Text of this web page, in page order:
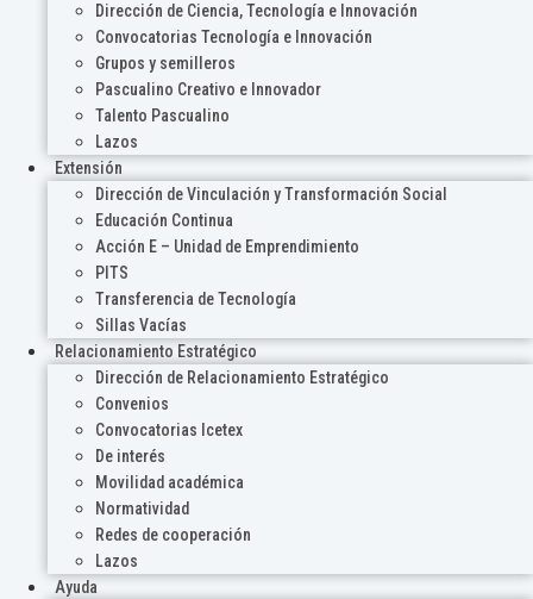
Dirección de Ciencia, Tecnología e Innovación
Convocatorias Tecnología e Innovación
Grupos y semilleros
Pascualino Creativo e Innovador
Talento Pascualino
Lazos
Extensión
Dirección de Vinculación y Transformación Social
Educación Continua
Acción E – Unidad de Emprendimiento
PITS
Transferencia de Tecnología
Sillas Vacías
Relacionamiento Estratégico
Dirección de Relacionamiento Estratégico
Convenios
Convocatorias Icetex
De interés
Movilidad académica
Normatividad
Redes de cooperación
Lazos
Ayuda